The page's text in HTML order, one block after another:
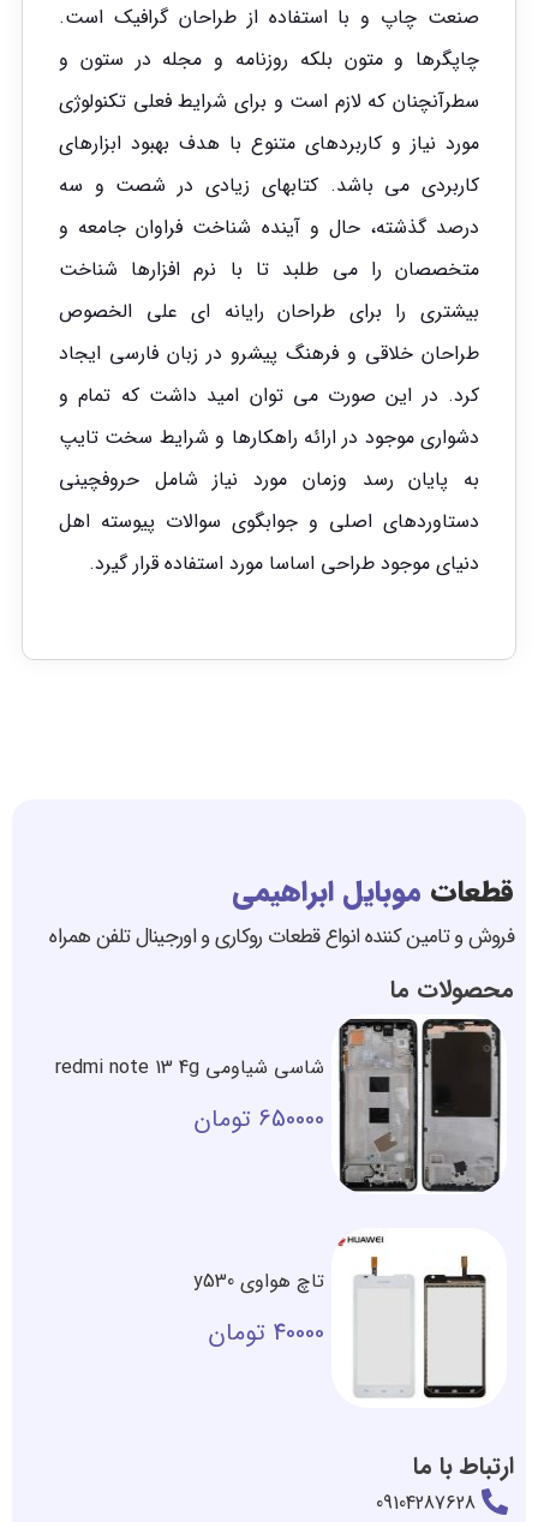
صنعت چاپ و با استفاده از طراحان گرافیک است.
چاپگرها و متون بلکه روزنامه و مجله در ستون و
سطرآنچنان که لازم است و برای شرایط فعلی تکنولوژی
مورد نیاز و کاربردهای متنوع با هدف بهبود ابزارهای
کاربردی می باشد. کتابهای زیادی در شصت و سه
درصد گذشته، حال و آینده شناخت فراوان جامعه و
متخصصان را می طلبد تا با نرم افزارها شناخت
بیشتری را برای طراحان رایانه ای علی الخصوص
طراحان خلاقی و فرهنگ پیشرو در زبان فارسی ایجاد
کرد. در این صورت می توان امید داشت که تمام و
دشواری موجود در ارائه راهکارها و شرایط سخت تایپ
به پایان رسد وزمان مورد نیاز شامل حروفچینی
دستاوردهای اصلی و جوابگوی سوالات پیوسته اهل
دنیای موجود طراحی اساسا مورد استفاده قرار گیرد.
قطعات موبایل ابراهیمی
فروش و تامین کننده انواع قطعات روکاری و اورجینال تلفن همراه
محصولات ما
شاسی شیاومی redmi note 13 4g
650000 تومان
تاچ هواوی y530
40000 تومان
ارتباط با ما
09104287628